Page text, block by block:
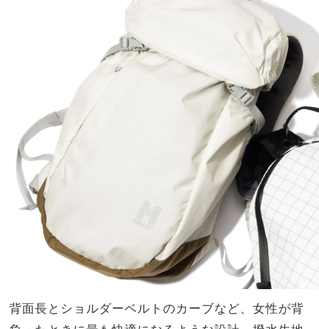
背面長とショルダーベルトのカーブなど、女性が背